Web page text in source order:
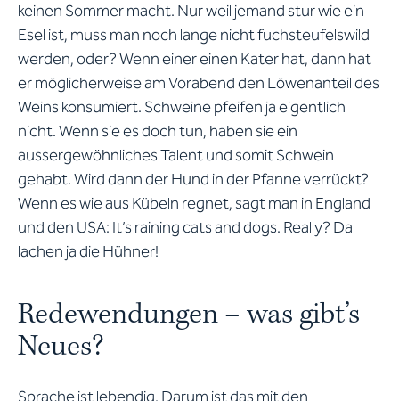
keinen Sommer macht. Nur weil jemand stur wie ein
Esel ist, muss man noch lange nicht fuchsteufelswild
werden, oder? Wenn einer einen Kater hat, dann hat
er möglicherweise am Vorabend den Löwenanteil des
Weins konsumiert. Schweine pfeifen ja eigentlich
nicht. Wenn sie es doch tun, haben sie ein
aussergewöhnliches Talent und somit Schwein
gehabt. Wird dann der Hund in der Pfanne verrückt?
Wenn es wie aus Kübeln regnet, sagt man in England
und den USA: It’s raining cats and dogs. Really? Da
lachen ja die Hühner!
Redewendungen – was gibt’s
Neues?
Sprache ist lebendig. Darum ist das mit den